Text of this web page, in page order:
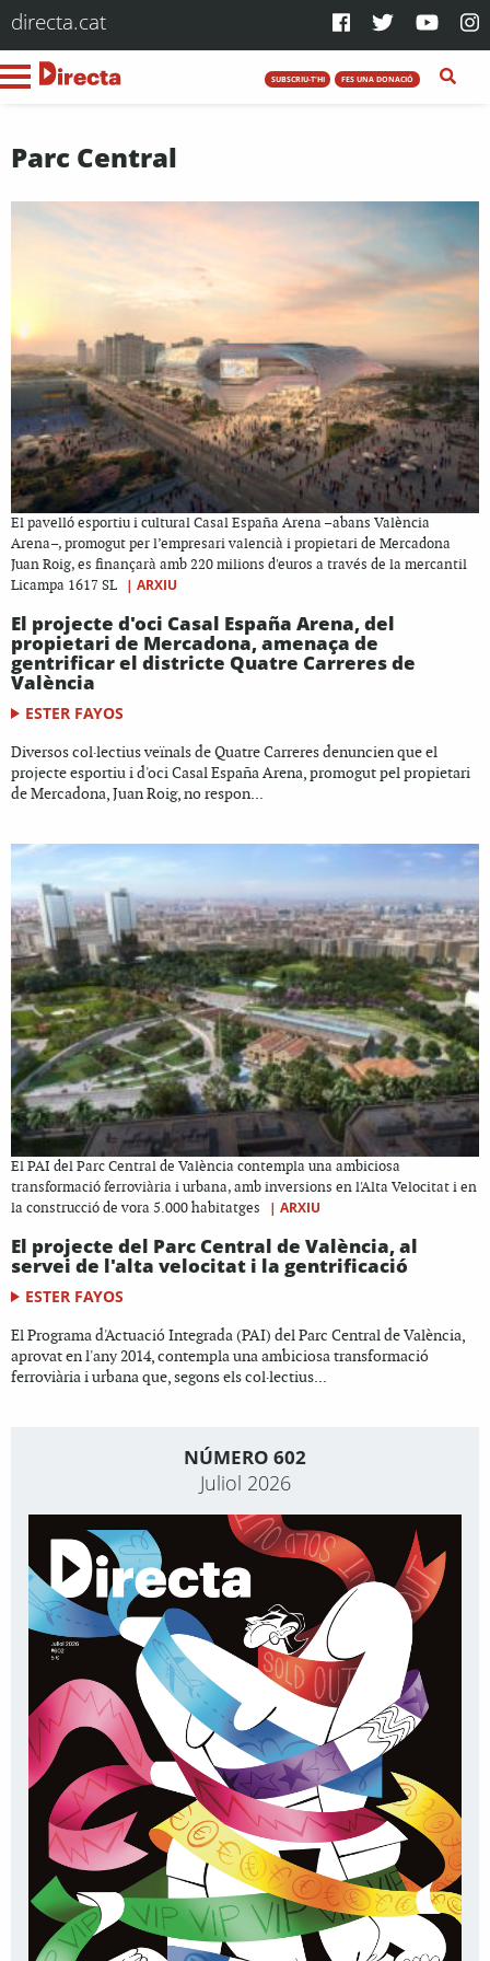
directa.cat
SUBSCRIU-T'HI FES UNA DONACIÓ
Parc Central
El pavelló esportiu i cultural Casal España Arena –abans València
Arena–, promogut per l’empresari valencià i propietari de Mercadona
Juan Roig, es finançarà amb 220 milions d'euros a través de la mercantil
Licampa 1617 SL
| ARXIU
El projecte d'oci Casal España Arena, del
propietari de Mercadona, amenaça de
gentrificar el districte Quatre Carreres de
València
ESTER FAYOS
Diversos col·lectius veïnals de Quatre Carreres denuncien que el
projecte esportiu i d'oci Casal España Arena, promogut pel propietari
de Mercadona, Juan Roig, no respon...
El PAI del Parc Central de València contempla una ambiciosa
transformació ferroviària i urbana, amb inversions en l'Alta Velocitat i en
la construcció de vora 5.000 habitatges
| ARXIU
El projecte del Parc Central de València, al
servei de l'alta velocitat i la gentrificació
ESTER FAYOS
El Programa d'Actuació Integrada (PAI) del Parc Central de València,
aprovat en l'any 2014, contempla una ambiciosa transformació
ferroviària i urbana que, segons els col·lectius...
NÚMERO 602
Juliol 2026